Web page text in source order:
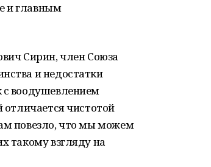
и главным
Сирин, член Союза
и недостатки
с воодушевлением
чистотой
повезло, что мы можем
такому взгляду на